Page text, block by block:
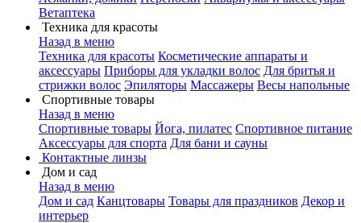
Ветаптека
Техника для красоты
Назад в меню
Техника для красоты Косметические аппараты и
аксессуары Приборы для укладки волос Для бритья и
стрижки волос Эпиляторы Массажеры Весы напольные
Спортивные товары
Назад в меню
Спортивные товары Йога, пилатес Спортивное питание
Аксессуары для спорта Для бани и сауны
Контактные линзы
Дом и сад
Назад в меню
Дом и сад Канцтовары Товары для праздников Декор и
интерьер